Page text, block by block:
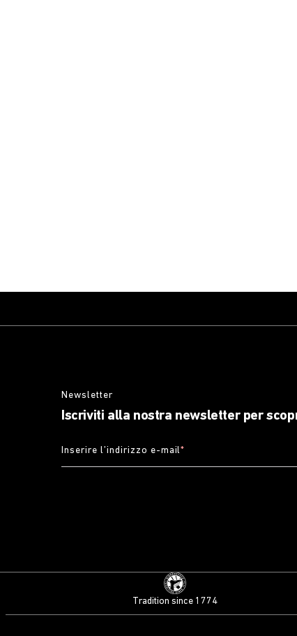
Newsletter
Iscriviti alla nostra newsletter per
Inserire l’indirizzo e-mail*
Tradition since 1774